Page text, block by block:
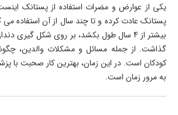
یکی از عوارض و مضرات استفاده از پستانک
پستانک عادت کرده و تا چند سال از آن استفاده می
بیشتر از 4 سال طول بکشد، بر روی شکل گیری
گذاشت. از جمله مسائل و مشکلات والدین،
کودکان است. در این زمان، بهترین کار صحبت با
به مرور زمان است.